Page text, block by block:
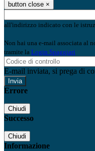
button close ×
all'indirizzo indicato con le
Non hai una e-mail associata al
tramite la Login Spaggiari
E-mail inviata, si prega di
Errore
Chiudi
Successo
Chiudi
Informazione